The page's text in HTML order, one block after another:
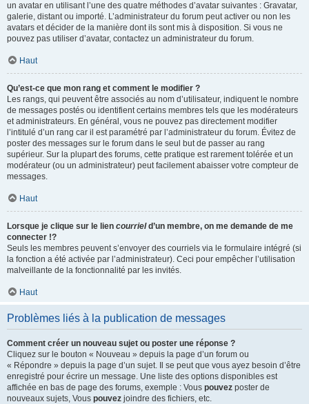
un avatar en utilisant l’une des quatre méthodes d’avatar suivantes : Gravatar,
galerie, distant ou importé. L’administrateur du forum peut activer ou non les
avatars et décider de la manière dont ils sont mis à disposition. Si vous ne
pouvez pas utiliser d’avatar, contactez un administrateur du forum.
Haut
Qu’est-ce que mon rang et comment le modifier ?
Les rangs, qui peuvent être associés au nom d’utilisateur, indiquent le nombre
de messages postés ou identifient certains membres tels que les modérateurs
et administrateurs. En général, vous ne pouvez pas directement modifier
l’intitulé d’un rang car il est paramétré par l’administrateur du forum. Évitez de
poster des messages sur le forum dans le seul but de passer au rang
supérieur. Sur la plupart des forums, cette pratique est rarement tolérée et un
modérateur (ou un administrateur) peut facilement abaisser votre compteur de
messages.
Haut
Lorsque je clique sur le lien courrield’un membre, on me demande de me
connecter !?
Seuls les membres peuvent s’envoyer des courriels via le formulaire intégré (si
la fonction a été activée par l’administrateur). Ceci pour empêcher l’utilisation
malveillante de la fonctionnalité par les invités.
Haut
Problèmes liés à la publication de messages
Comment créer un nouveau sujet ou poster une réponse ?
Cliquez sur le bouton « Nouveau » depuis la page d’un forum ou
« Répondre » depuis la page d’un sujet. Il se peut que vous ayez besoin d’être
enregistré pour écrire un message. Une liste des options disponibles est
affichée en bas de page des forums, exemple : Vous pouvez poster de
nouveaux sujets, Vous pouvez joindre des fichiers, etc.